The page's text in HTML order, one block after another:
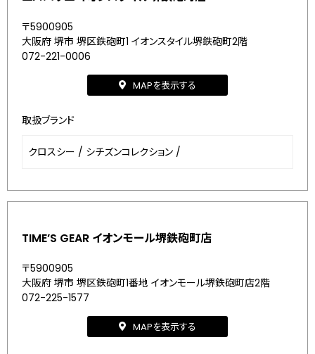
〒5900905
大阪府 堺市 堺区鉄砲町1 イオンスタイル堺鉄砲町2階
072-221-0006
MAPを表示する
取扱ブランド
クロスシー / シチズンコレクション /
TIME’S GEAR イオンモール堺鉄砲町店
〒5900905
大阪府 堺市 堺区鉄砲町1番地 イオンモール堺鉄砲町店2階
072-225-1577
MAPを表示する